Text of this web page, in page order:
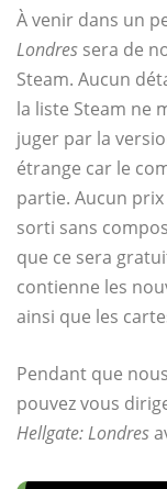
À venir dans un
Londres sera de
Steam. Aucun
la liste Steam ne
juger par la
étrange car le
partie. Aucun
sorti sans
que ce sera
contienne les
ainsi que les
Pendant que
pouvez vous
Hellgate: Londres